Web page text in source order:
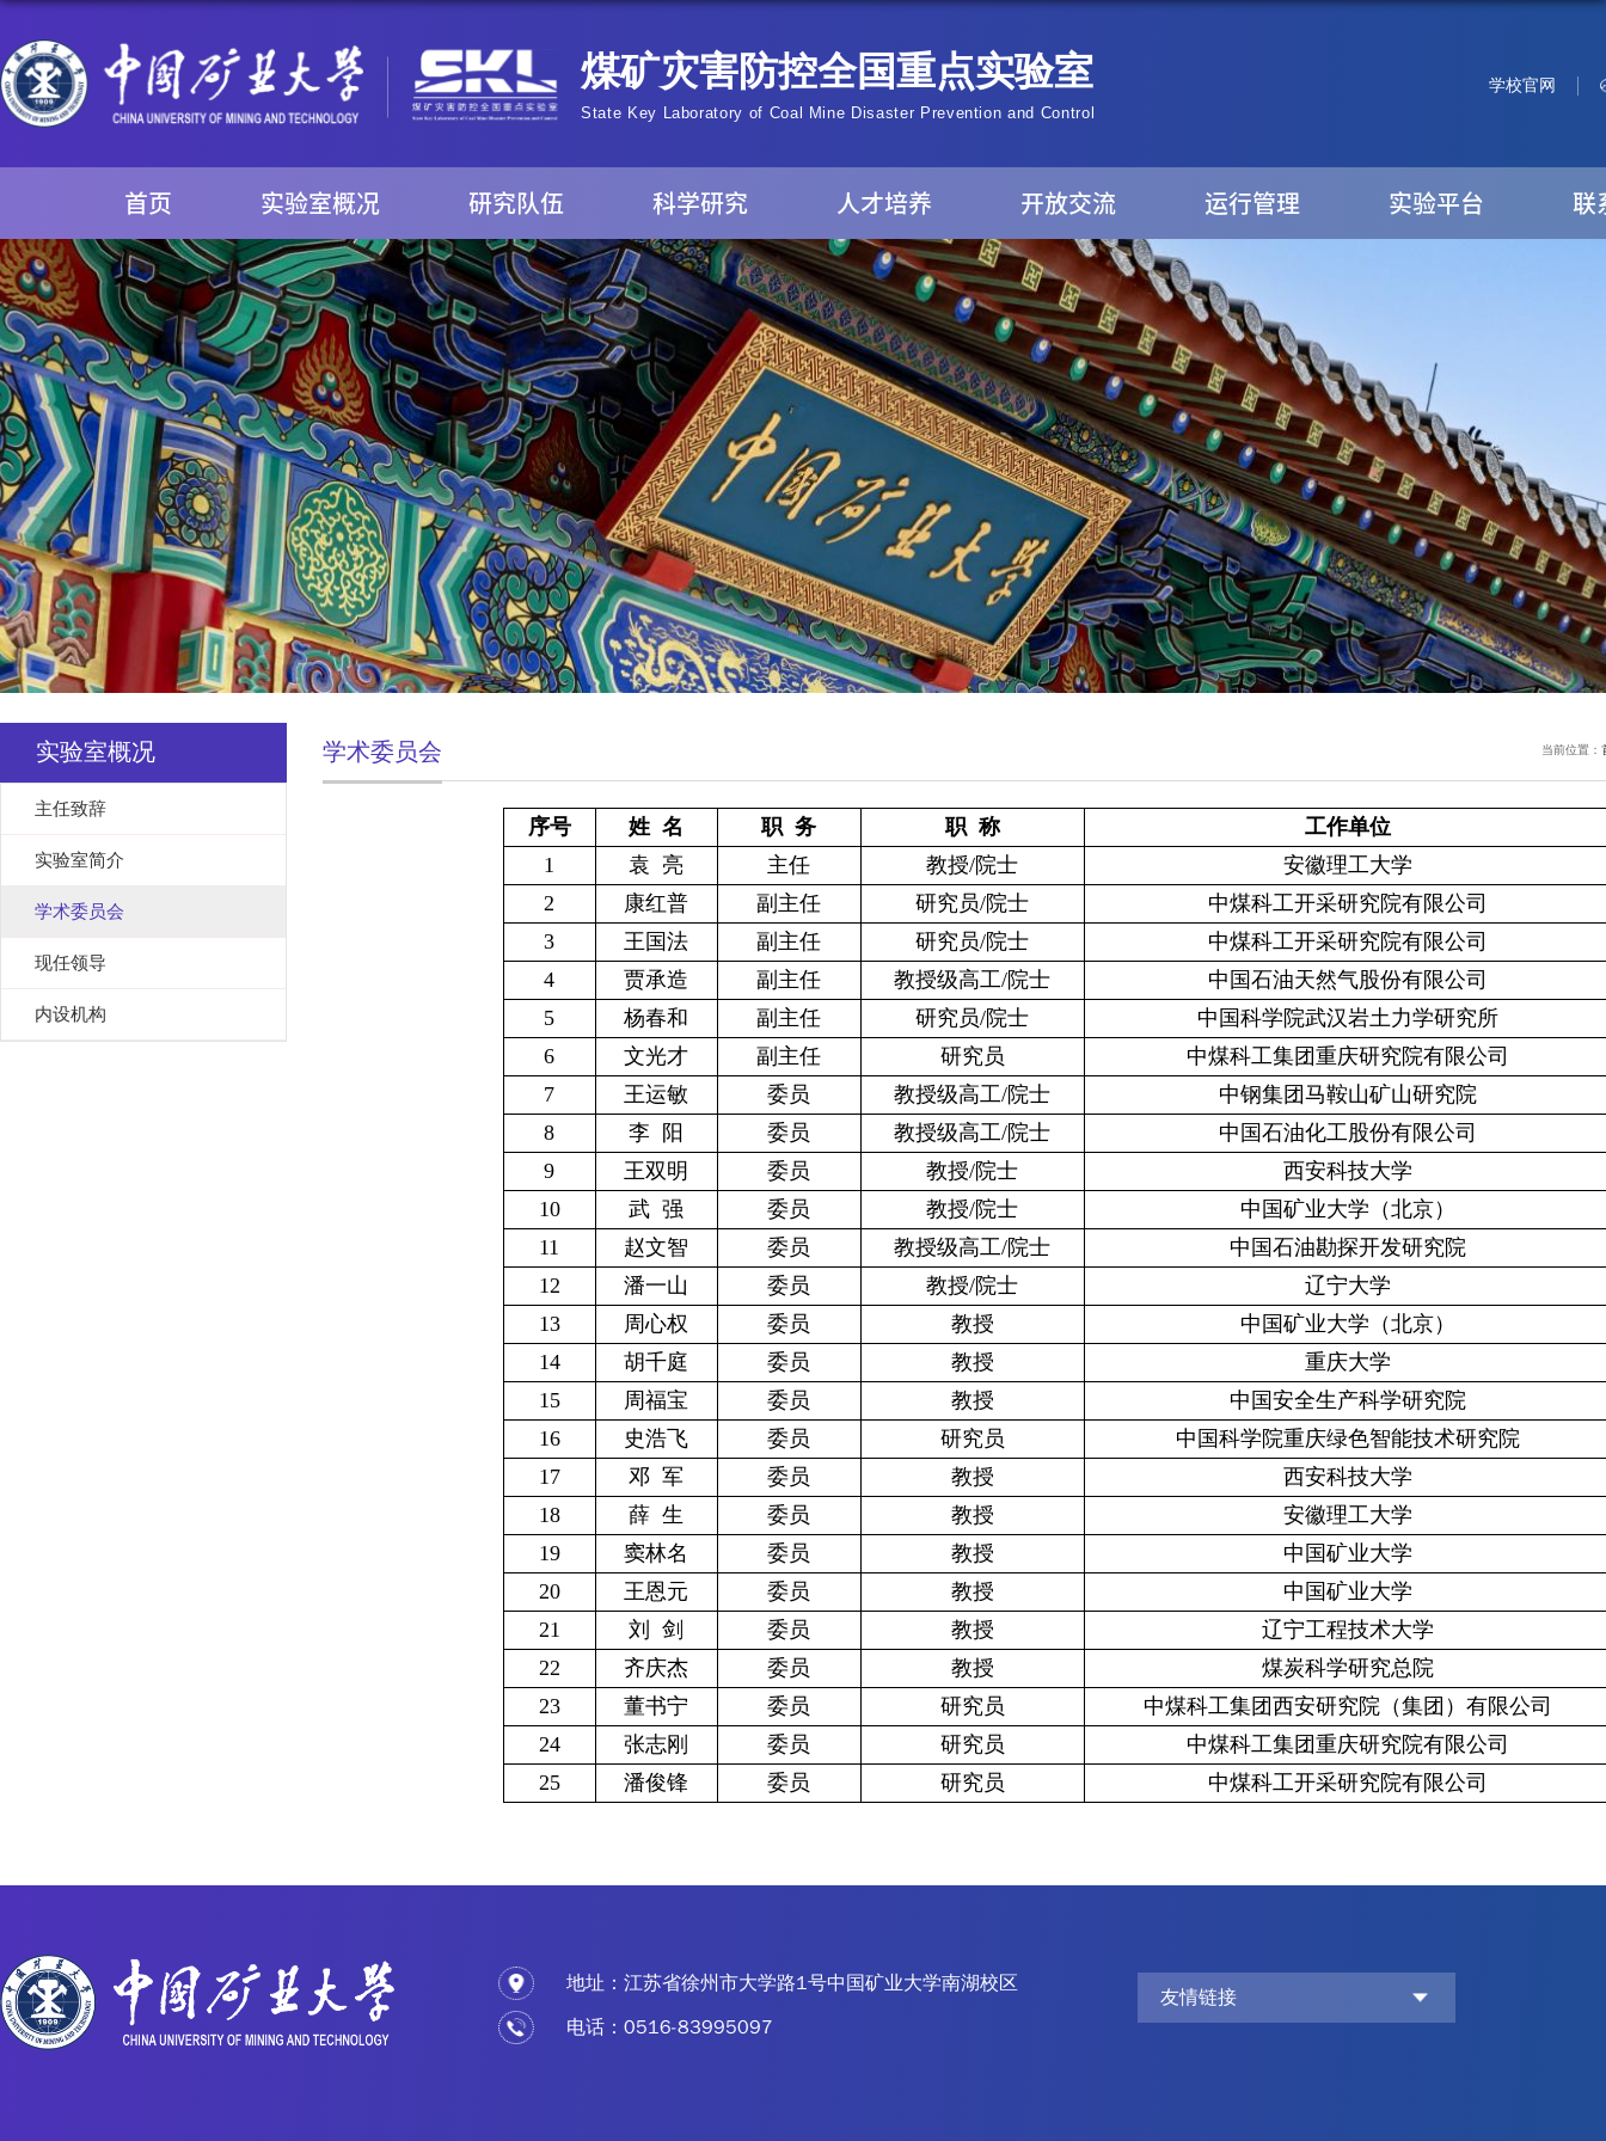
学校官网
首页 实验室概况 研究队伍 科学研究 人才培养 开放交流 运行管理 实验平台 联
实验室概况
主任致辞
实验室简介
学术委员会
现任领导
内设机构
当前位置：
学术委员会
序号 姓 名 职 务 职 称
工作单位
1
袁 亮 主任 教授/院士
安徽理工大学
2
康红普 副主任 研究员/院士
中煤科工开采研究院有限公司
3
王国法 副主任 研究员/院士
中煤科工开采研究院有限公司
4
贾承造 副主任 教授级高工/院士
中国石油天然气股份有限公司
5
杨春和 副主任 研究员/院士
中国科学院武汉岩土力学研究所
6
文光才 副主任 研究员
中煤科工集团重庆研究院有限公司
7
王运敏 委员 教授级高工/院士
中钢集团马鞍山矿山研究院
8
李 阳 委员 教授级高工/院士
中国石油化工股份有限公司
9
王双明 委员 教授/院士
西安科技大学
10
武 强 委员 教授/院士
中国矿业大学（北京）
11
赵文智 委员 教授级高工/院士
中国石油勘探开发研究院
12
潘一山 委员 教授/院士
辽宁大学
13
周心权 委员 教授
中国矿业大学（北京）
14
胡千庭 委员 教授
重庆大学
15
周福宝 委员 教授
中国安全生产科学研究院
16
史浩飞 委员 研究员
中国科学院重庆绿色智能技术研究院
17
邓 军 委员 教授
西安科技大学
18
薛 生 委员 教授
安徽理工大学
19
窦林名 委员 教授
中国矿业大学
20
王恩元 委员 教授
中国矿业大学
21
刘 剑 委员 教授
辽宁工程技术大学
22
齐庆杰 委员 教授
煤炭科学研究总院
23
董书宁 委员 研究员
中煤科工集团西安研究院（集团）有限公司
24
张志刚 委员 研究员
中煤科工集团重庆研究院有限公司
25
潘俊锋 委员 研究员 中煤科工开采研究院有限公司
地址：江苏省徐州市大学路1号中国矿业大学南湖校区
电话：0516-83995097
友情链接